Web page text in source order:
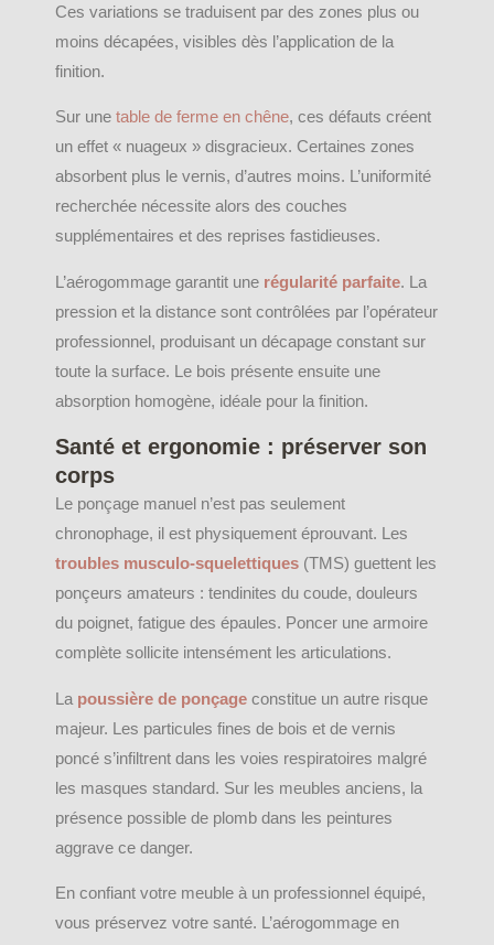
Ces variations se traduisent par des zones plus ou
moins décapées, visibles dès l’application de la
finition.
Sur une table de ferme en chêne, ces défauts créent
un effet « nuageux » disgracieux. Certaines zones
absorbent plus le vernis, d’autres moins. L’uniformité
recherchée nécessite alors des couches
supplémentaires et des reprises fastidieuses.
L’aérogommage garantit une régularité parfaite. La
pression et la distance sont contrôlées par l’opérateur
professionnel, produisant un décapage constant sur
toute la surface. Le bois présente ensuite une
absorption homogène, idéale pour la finition.
Santé et ergonomie : préserver son
corps
Le ponçage manuel n’est pas seulement
chronophage, il est physiquement éprouvant. Les
troubles musculo-squelettiques (TMS) guettent les
ponçeurs amateurs : tendinites du coude, douleurs
du poignet, fatigue des épaules. Poncer une armoire
complète sollicite intensément les articulations.
La poussière de ponçage constitue un autre risque
majeur. Les particules fines de bois et de vernis
poncé s’infiltrent dans les voies respiratoires malgré
les masques standard. Sur les meubles anciens, la
présence possible de plomb dans les peintures
aggrave ce danger.
En confiant votre meuble à un professionnel équipé,
vous préservez votre santé. L’aérogommage en